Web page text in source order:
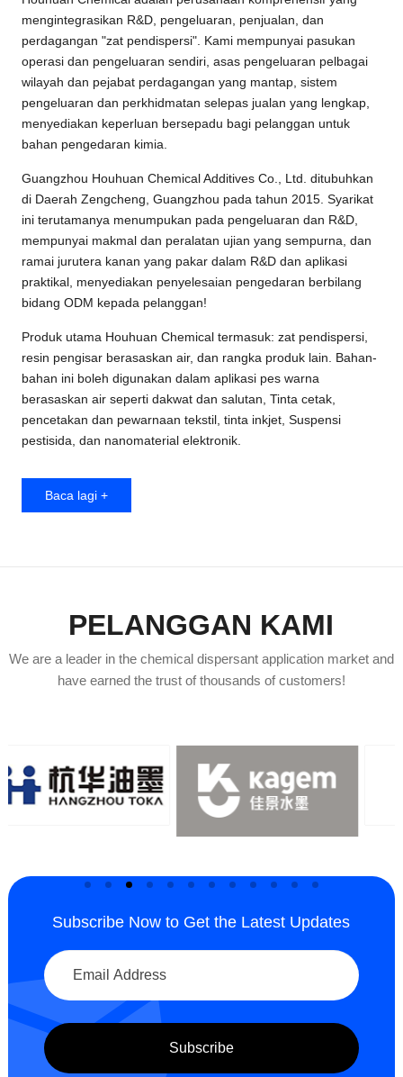
mengintegrasikan R&D, pengeluaran, penjualan, dan
perdagangan "zat pendispersi". Kami mempunyai pasukan
operasi dan pengeluaran sendiri, asas pengeluaran pelbagai
wilayah dan pejabat perdagangan yang mantap, sistem
pengeluaran dan perkhidmatan selepas jualan yang lengkap,
menyediakan keperluan bersepadu bagi pelanggan untuk
bahan pengedaran kimia.
Guangzhou Houhuan Chemical Additives Co., Ltd. ditubuhkan
di Daerah Zengcheng, Guangzhou pada tahun 2015. Syarikat
ini terutamanya menumpukan pada pengeluaran dan R&D,
mempunyai makmal dan peralatan ujian yang sempurna, dan
ramai jurutera kanan yang pakar dalam R&D dan aplikasi
praktikal, menyediakan penyelesaian pengedaran berbilang
bidang ODM kepada pelanggan!
Produk utama Houhuan Chemical termasuk: zat pendispersi,
resin pengisar berasaskan air, dan rangka produk lain. Bahan-
bahan ini boleh digunakan dalam aplikasi pes warna
berasaskan air seperti dakwat dan salutan, Tinta cetak,
pencetakan dan pewarnaan tekstil, tinta inkjet, Suspensi
pestisida, dan nanomaterial elektronik.
Baca lagi +
PELANGGAN KAMI
We are a leader in the chemical dispersant application market and
have earned the trust of thousands of customers!
Subscribe Now to Get the Latest Updates